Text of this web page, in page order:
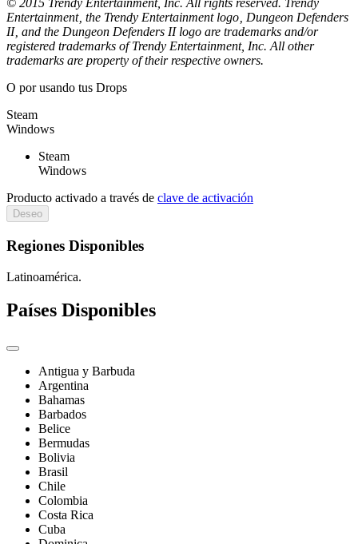
© 2015 Trendy Entertainment, Inc. All rights reserved. Trendy
Entertainment‚ the Trendy Entertainment logo‚ Dungeon Defenders
II‚ and the Dungeon Defenders II logo are trademarks and/or
registered trademarks of Trendy Entertainment, Inc. All other
trademarks are property of their respective owners.
O porusando tus Drops
Steam
Windows
Steam
Windows
Producto activado a través de clave de activación
Deseo
Regiones Disponibles
Latinoamérica.
Países Disponibles
Antigua y Barbuda
Argentina
Bahamas
Barbados
Belice
Bermudas
Bolivia
Brasil
Chile
Colombia
Costa Rica
Cuba